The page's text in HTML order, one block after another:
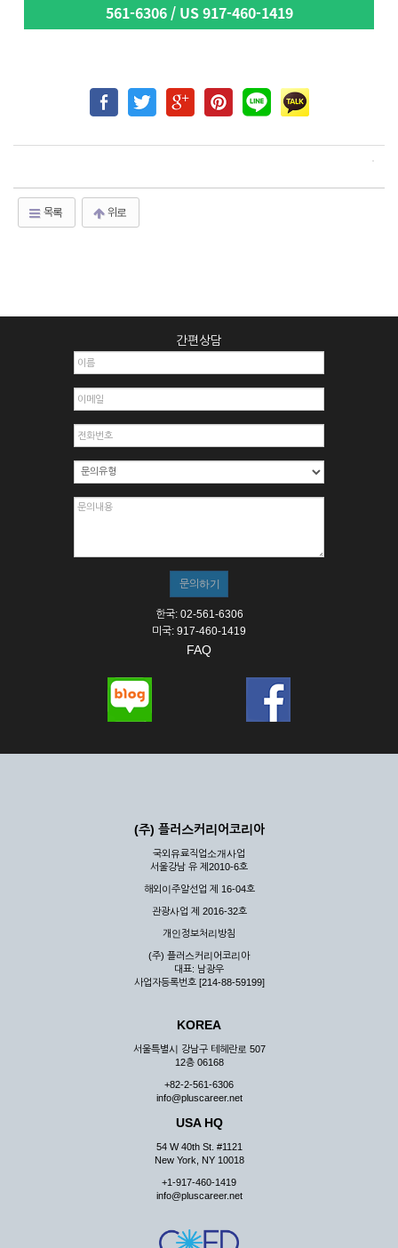
561-6306 / US 917-460-1419
목록 위로
간편상담
한국: 02-561-6306
미국: 917-460-1419
FAQ
(주) 플러스커리어코리아
국외유료직업소개사업
서울강남 유 제2010-6호
해외이주알선업 제 16-04호
관광사업 제 2016-32호
개인정보처리방침
(주) 플러스커리어코리아
대표: 남광우
사업자등록번호 [214-88-59199]
KOREA
서울특별시 강남구 테헤란로 507
12층 06168
+82-2-561-6306
info@pluscareer.net
USA HQ
54 W 40th St. #1121
New York, NY 10018
+1-917-460-1419
info@pluscareer.net